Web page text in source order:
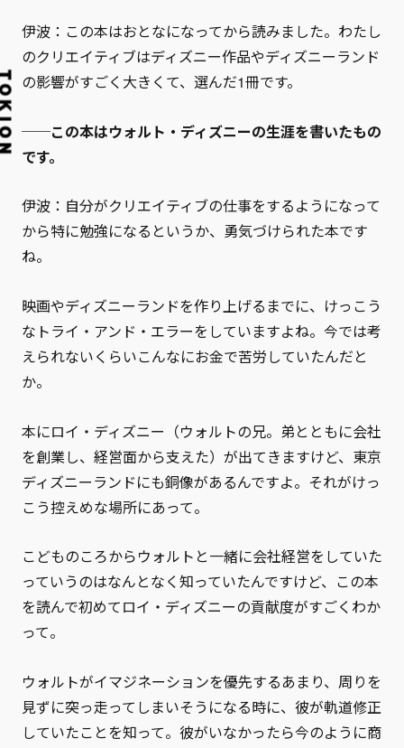
伊波：この本はおとなになってから読みました。わたし
のクリエイティブはディズニー作品やディズニーランド
の影響がすごく大きくて、選んだ1冊です。
──この本はウォルト・ディズニーの生涯を書いたもの
です。
伊波：自分がクリエイティブの仕事をするようになって
から特に勉強になるというか、勇気づけられた本です
ね。
映画やディズニーランドを作り上げるまでに、けっこう
なトライ・アンド・エラーをしていますよね。今では考
えられないくらいこんなにお金で苦労していたんだと
か。
本にロイ・ディズニー（ウォルトの兄。弟とともに会社
を創業し、経営面から支えた）が出てきますけど、東京
ディズニーランドにも銅像があるんですよ。それがけっ
こう控えめな場所にあって。
こどものころからウォルトと一緒に会社経営をしていた
っていうのはなんとなく知っていたんですけど、この本
を読んで初めてロイ・ディズニーの貢献度がすごくわか
って。
ウォルトがイマジネーションを優先するあまり、周りを
見ずに突っ走ってしまいそうになる時に、彼が軌道修正
していたことを知って。彼がいなかったら今のように商